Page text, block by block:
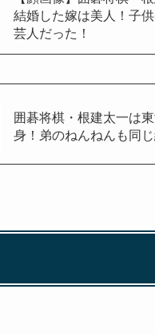
結婚した嫁は美人！子
芸人だった！
囲碁将棋・根建太一は
身！弟のねんねんも同じ